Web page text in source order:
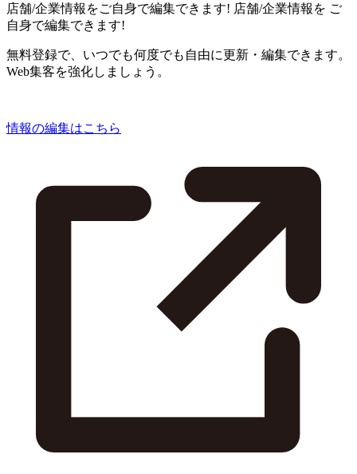
店舗/企業情報をご自身で編集できます! 店舗/企業情報を ご
自身で編集できます!
無料登録で、いつでも何度でも自由に更新・編集できます。
Web集客を強化しましょう。
情報の編集はこちら